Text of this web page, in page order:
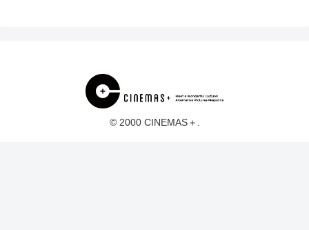
© 2000 CINEMAS＋.